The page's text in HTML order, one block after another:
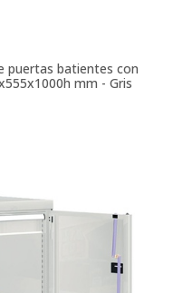
puertas batientes con
mm - Gris